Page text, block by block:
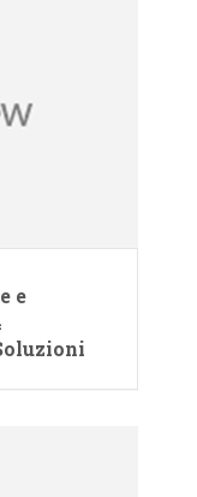
e